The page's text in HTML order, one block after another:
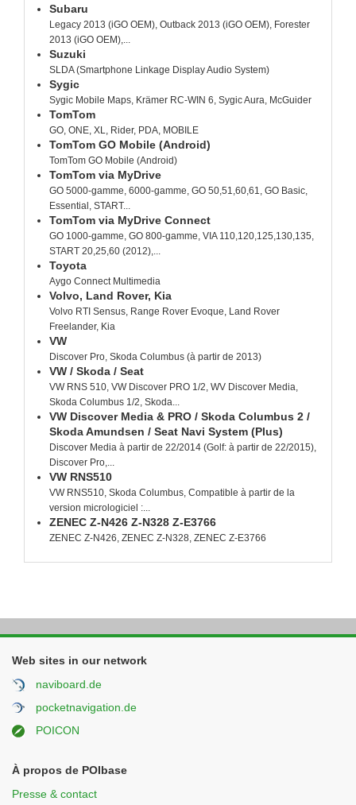
Subaru
Legacy 2013 (iGO OEM), Outback 2013 (iGO OEM), Forester
2013 (iGO OEM),...
Suzuki
SLDA (Smartphone Linkage Display Audio System)
Sygic
Sygic Mobile Maps, Krämer RC-WIN 6, Sygic Aura, McGuider
TomTom
GO, ONE, XL, Rider, PDA, MOBILE
TomTom GO Mobile (Android)
TomTom GO Mobile (Android)
TomTom via MyDrive
GO 5000-gamme, 6000-gamme, GO 50,51,60,61, GO Basic,
Essential, START...
TomTom via MyDrive Connect
GO 1000-gamme, GO 800-gamme, VIA 110,120,125,130,135,
START 20,25,60 (2012),...
Toyota
Aygo Connect Multimedia
Volvo, Land Rover, Kia
Volvo RTI Sensus, Range Rover Evoque, Land Rover
Freelander, Kia
VW
Discover Pro, Skoda Columbus (à partir de 2013)
VW / Skoda / Seat
VW RNS 510, VW Discover PRO 1/2, WV Discover Media,
Skoda Columbus 1/2, Skoda...
VW Discover Media & PRO / Skoda Columbus 2 /
Skoda Amundsen / Seat Navi System (Plus)
Discover Media à partir de 22/2014 (Golf: à partir de 22/2015),
Discover Pro,...
VW RNS510
VW RNS510, Skoda Columbus, Compatible à partir de la
version micrologiciel :...
ZENEC Z-N426 Z-N328 Z-E3766
ZENEC Z-N426, ZENEC Z-N328, ZENEC Z-E3766
Web sites in our network
naviboard.de
pocketnavigation.de
POICON
À propos de POIbase
Presse & contact